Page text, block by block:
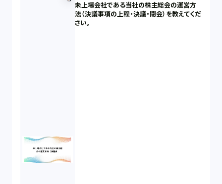
未上場会社である当社の株主総会の運営方
法（決議事項の上程・決議・閉会）を教えてくだ
さい。